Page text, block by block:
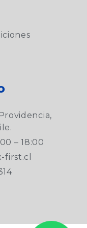
– 18:00
first.cl